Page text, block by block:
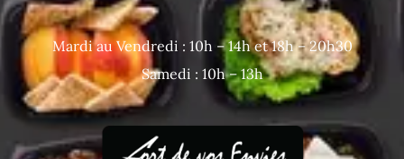
Mardi au Vendredi : 10h – 14h et 18h – 20h30
Samedi : 10h – 13h